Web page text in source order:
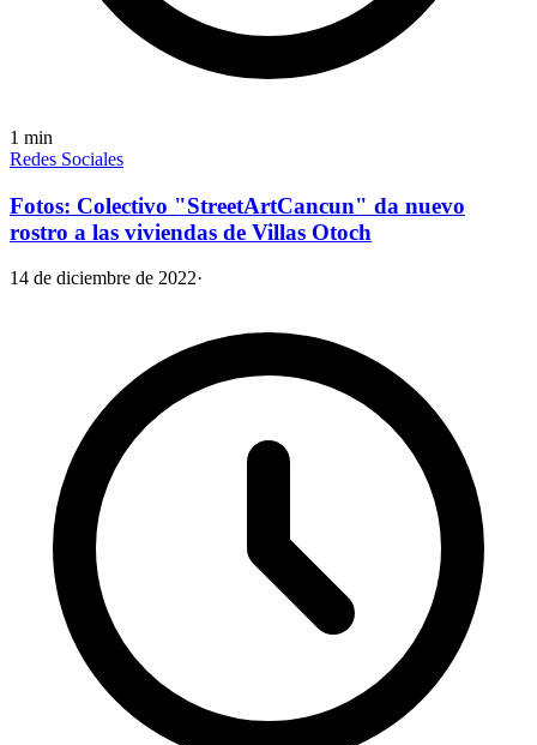
1 min
Redes Sociales
Fotos: Colectivo "StreetArtCancun" da nuevo
rostro a las viviendas de Villas Otoch
14 de diciembre de 2022·